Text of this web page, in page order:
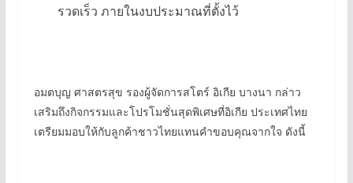
รวดเร็ว ภายในงบประมาณที่ตั้งไว้
อมตบุญ ศาสตรสุข รองผู้จัดการสโตร์ อิเกีย บางนา กล่าว
เสริมถึงกิจกรรมและโปรโมชั่นสุดพิเศษที่อิเกีย ประเทศไทย
เตรียมมอบให้กับลูกค้าชาวไทยแทนคำขอบคุณจากใจ ดังนี้